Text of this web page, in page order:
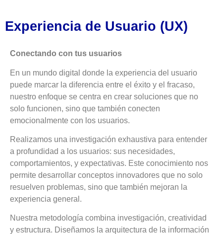
Experiencia de Usuario (UX)
Conectando con tus usuarios
En un mundo digital donde la experiencia del usuario
puede marcar la diferencia entre el éxito y el fracaso,
nuestro enfoque se centra en crear soluciones que no
solo funcionen, sino que también conecten
emocionalmente con los usuarios.
Realizamos una investigación exhaustiva para entender
a profundidad a los usuarios: sus necesidades,
comportamientos, y expectativas. Este conocimiento nos
permite desarrollar conceptos innovadores que no solo
resuelven problemas, sino que también mejoran la
experiencia general.
Nuestra metodología combina investigación, creatividad
y estructura. Diseñamos la arquitectura de la información